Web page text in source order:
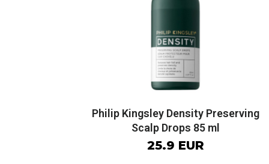
Philip Kingsley Density Preserving
Scalp Drops 85 ml
25.9 EUR